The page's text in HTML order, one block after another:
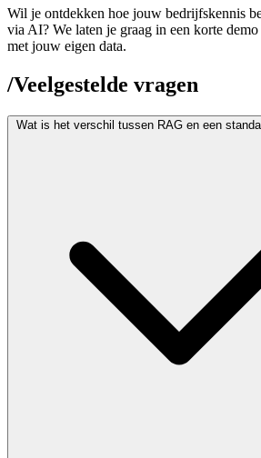
Wil je ontdekken hoe jouw bedrijfskennis
via AI? We laten je graag in een korte
met jouw eigen data.
/Veelgestelde vragen
Wat is het verschil tussen RAG en een